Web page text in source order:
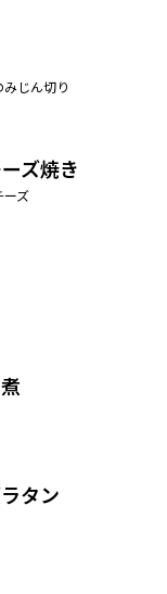
じん切り
ズ焼き
ーズ
タン